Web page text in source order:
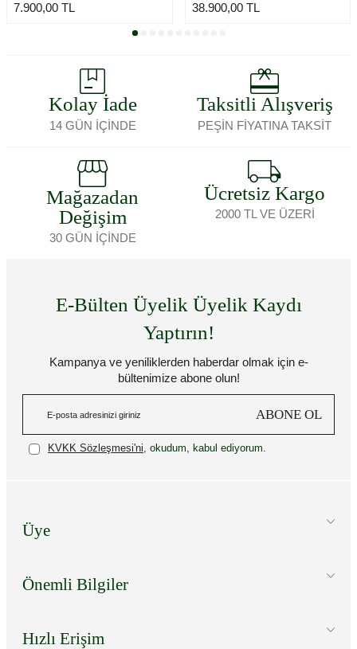
7.900,00 TL 38.900,00TL
Kolay İade
14 GÜN İÇİNDE
Taksitli Alışveriş
PEŞİN FİYATINA TAKSİT
Mağazadan
Değişim
30 GÜN İÇİNDE
Ücretsiz Kargo
2000 TL VE ÜZERİ
E-Bülten Üyelik Üyelik Kaydı
Yaptırın!
Kampanya ve yeniliklerden haberdar olmak için e-
bültenimize abone olun!
ABONE OL
KVKK Sözleşmesi'ni, okudum, kabul ediyorum.
Üye
Önemli Bilgiler
Hızlı Erişim